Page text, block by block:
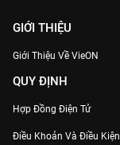
GIỚI THIỆU
Giới Thiệu Về VieON
QUY ĐỊNH
Hợp Đồng Điện Tử
Điều Khoản Và Điều Kiện